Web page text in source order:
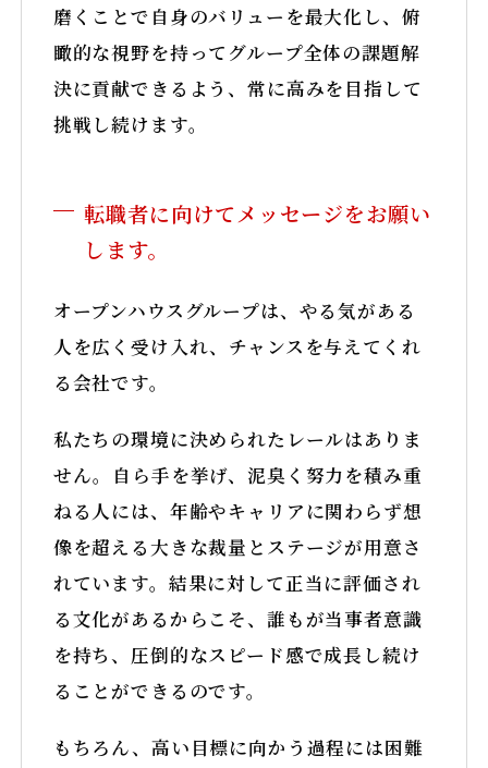
磨くことで自身のバリューを最大化し、俯
瞰的な視野を持ってグループ全体の課題解
決に貢献できるよう、常に高みを目指して
挑戦し続けます。
転職者に向けてメッセージをお願い
します。
オープンハウスグループは、やる気がある
人を広く受け入れ、チャンスを与えてくれ
る会社です。
私たちの環境に決められたレールはありま
せん。自ら手を挙げ、泥臭く努力を積み重
ねる人には、年齢やキャリアに関わらず想
像を超える大きな裁量とステージが用意さ
れています。結果に対して正当に評価され
る文化があるからこそ、誰もが当事者意識
を持ち、圧倒的なスピード感で成長し続け
ることができるのです。
もちろん、高い目標に向かう過程には困難